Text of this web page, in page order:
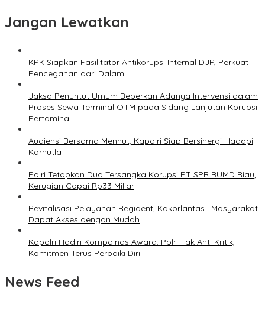
Jangan Lewatkan
KPK Siapkan Fasilitator Antikorupsi Internal DJP, Perkuat
Pencegahan dari Dalam
Jaksa Penuntut Umum Beberkan Adanya Intervensi dalam
Proses Sewa Terminal OTM pada Sidang Lanjutan Korupsi
Pertamina
Audiensi Bersama Menhut, Kapolri Siap Bersinergi Hadapi
Karhutla
Polri Tetapkan Dua Tersangka Korupsi PT SPR BUMD Riau,
Kerugian Capai Rp33 Miliar
Revitalisasi Pelayanan Regident, Kakorlantas : Masyarakat
Dapat Akses dengan Mudah
Kapolri Hadiri Kompolnas Award: Polri Tak Anti Kritik,
Komitmen Terus Perbaiki Diri
News Feed